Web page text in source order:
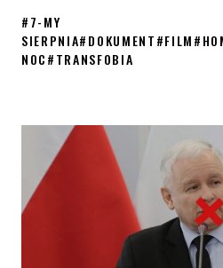
#7-MY
SIERPNIA#DOKUMENT#FILM#
NOC#TRANSFOBIA